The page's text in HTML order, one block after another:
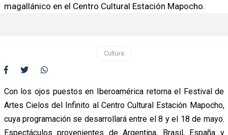
magallánico en el Centro Cultural Estación Mapocho.
Cultura
Con los ojos puestos en Iberoamérica retorna el Festival de
Artes Cielos del Infinito al Centro Cultural Estación Mapocho,
cuya programación se desarrollará entre el 8 y el 18 de mayo.
Espectáculos provenientes de Argentina, Brasil, España y